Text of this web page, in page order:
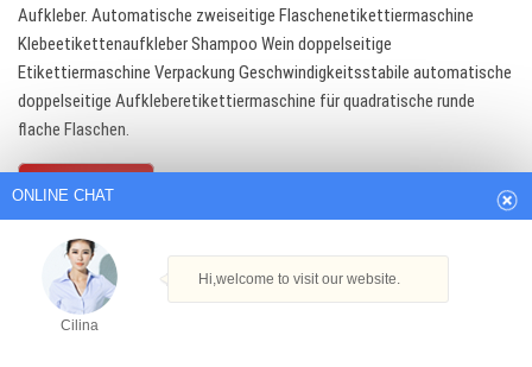
Aufkleber. Automatische zweiseitige Flaschenetikettiermaschine
Klebeetikettenaufkleber Shampoo Wein doppelseitige
Etikettiermaschine Verpackung Geschwindigkeitsstabile automatische
doppelseitige Aufkleberetikettiermaschine für quadratische runde
flache Flaschen.
ONLINE CHAT
Cilina